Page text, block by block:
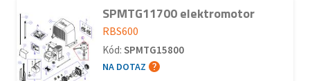
SPMTG11700 elektromotor
RBS600
Kód: SPMTG15800
NA DOTAZ